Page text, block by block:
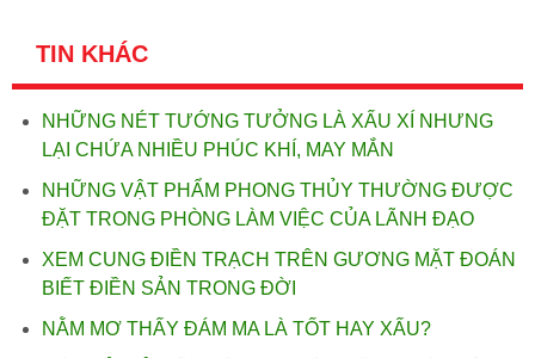
TIN KHÁC
NHỮNG NÉT TƯỚNG TƯỞNG LÀ XẤU XÍ NHƯNG
LẠI CHỨA NHIỀU PHÚC KHÍ, MAY MẮN
NHỮNG VẬT PHẨM PHONG THỦY THƯỜNG ĐƯỢC
ĐẶT TRONG PHÒNG LÀM VIỆC CỦA LÃNH ĐẠO
XEM CUNG ĐIỀN TRẠCH TRÊN GƯƠNG MẶT ĐOÁN
BIẾT ĐIỀN SẢN TRONG ĐỜI
NẰM MƠ THẤY ĐÁM MA LÀ TỐT HAY XẤU?